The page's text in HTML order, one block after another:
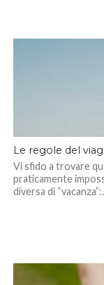
Le regole del
Vi sfido a trovare
praticamente
diversa di